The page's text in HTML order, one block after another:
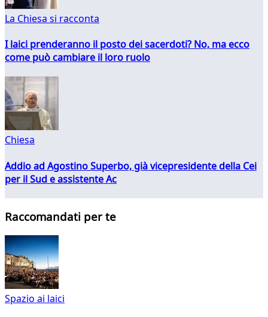
La Chiesa si racconta
I laici prenderanno il posto dei sacerdoti? No, ma ecco
come può cambiare il loro ruolo
Chiesa
Addio ad Agostino Superbo, già vicepresidente della Cei
per il Sud e assistente Ac
Raccomandati per te
Spazio ai laici